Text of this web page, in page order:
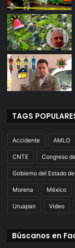
TAGS
Accidente AMLO
CNTE Congreso
Gobierno del Estado
Morena México
Uruapan Video
Búscanos en